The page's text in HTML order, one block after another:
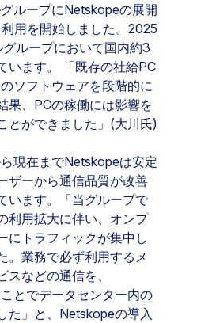
ループにNetskopeの展開
用を開始しました。2025
ループにおいて国内約3
います。
「既存の社給PC
ソフトウェアを段階的に
果、PCの稼働には影響を
とができました」(大川氏)
現在までNetskopeは安定
ザーから通信品質が改善
います。「当グループで
利用拡大に伴い、オンプ
にトラフィックが集中し
。業務で必ず利用するメ
などの通信を、
とでデータセンター内の
た」と、Netskopeの導入